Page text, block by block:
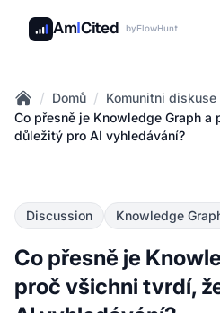
AmICited byFlowHunt
Home
/ Domů / Komunitni diskuse
Co přesně je Knowledge Graph
důležitý pro AI vyhledávání?
Discussion Knowledge
Co přesně je
proč všichni tvrdí,